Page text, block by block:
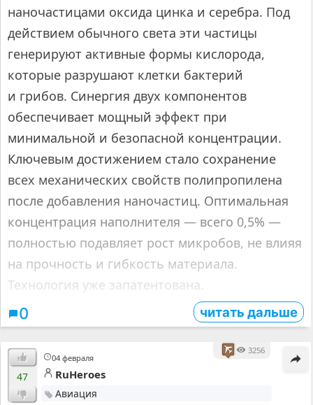
наночастицами оксида цинка и серебра. Под
действием обычного света эти частицы
генерируют активные формы кислорода,
которые разрушают клетки бактерий
и грибов. Синергия двух компонентов
обеспечивает мощный эффект при
минимальной и безопасной концентрации.
Ключевым достижением стало сохранение
всех механических свойств полипропилена
после добавления наночастиц. Оптимальная
концентрация наполнителя — всего 0,5% —
полностью подавляет рост микробов, не влияя
на прочность и гибкость материала.
Технология уже запатентована.
0 читать дальше
04 февраля
3256
47 RuHeroes
Авиация